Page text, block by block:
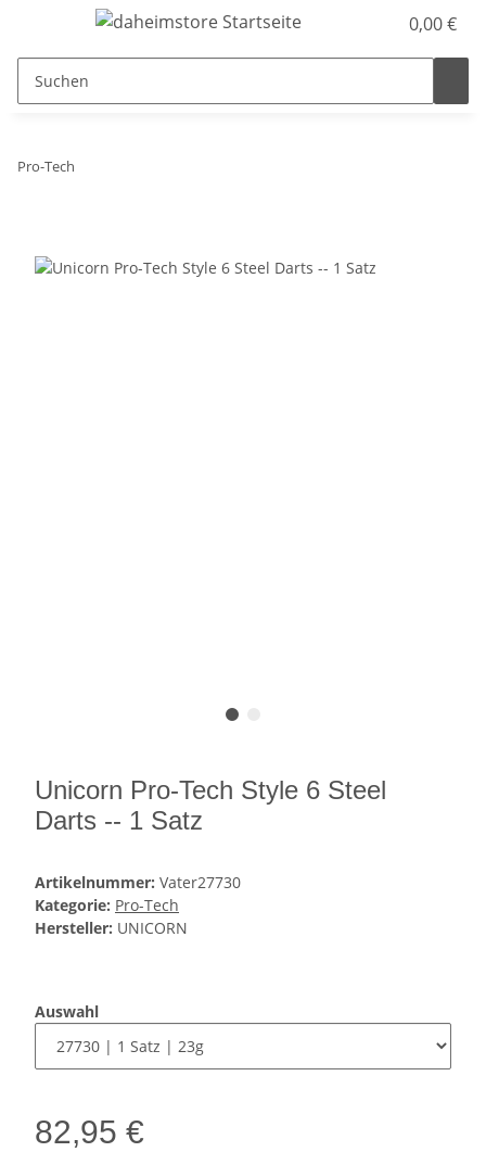
0,00 €
Pro-Tech
Unicorn Pro-Tech Style 6 Steel
Darts -- 1 Satz
Artikelnummer: Vater27730
Kategorie: Pro-Tech
Hersteller: UNICORN
Auswahl
82,95 €